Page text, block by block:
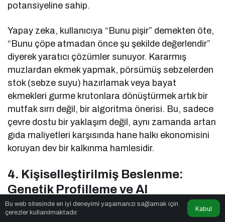
potansiyeline sahip.
Yapay zeka, kullanıcıya “Bunu pişir” demekten öte,
“Bunu çöpe atmadan önce şu şekilde değerlendir”
diyerek yaratıcı çözümler sunuyor. Kararmış
muzlardan ekmek yapmak, pörsümüş sebzelerden
stok (sebze suyu) hazırlamak veya bayat
ekmekleri gurme krutonlara dönüştürmek artık bir
mutfak sırrı değil, bir algoritma önerisi. Bu, sadece
çevre dostu bir yaklaşım değil, aynı zamanda artan
gıda maliyetleri karşısında hane halkı ekonomisini
koruyan dev bir kalkınma hamlesidir.
4. Kişiselleştirilmiş Beslenme:
Genetik Profilleme ve AI
Geleceğin mutfağı sadece malzemeye değil, o
Bu web sitesinde en iyi deneyimi yaşamanızı sağlamak için
çerezler kullanılmaktadır.
Kabul